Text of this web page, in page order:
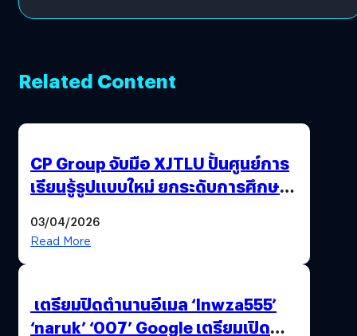
Related Content
CP Group จับมือ XJTLU ปั้นศูนย์การ
เรียนรู้รูปแบบใหม่ ยกระดับการศึกษา
03/04/2026
Read More
เตรียมปิดตำนานอีเมล ‘lnwza555’
‘naruk’ ‘007’ Google เตรียมเปิด